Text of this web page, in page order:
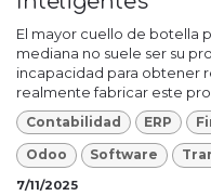
El mayor cuello de botella
mediana no suele ser su
incapacidad para obtener
realmente fabricar este
Contabilidad ERP
Odoo Software
7/11/2025